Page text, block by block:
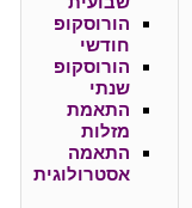
הורוסקופ
חודשי
הורוסקופ
שנתי
התאמת
מזלות
התאמה
אסטרולוגית